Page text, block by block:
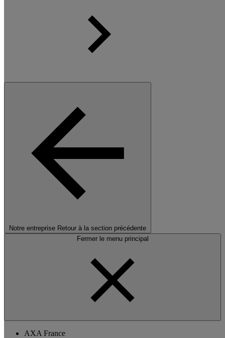
Notre entreprise Retour à la section précédente
Fermer le menu principal
AXA France